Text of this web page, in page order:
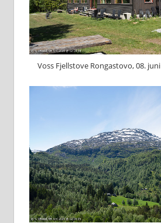
Voss Fjellstove Rongastovo, 08.